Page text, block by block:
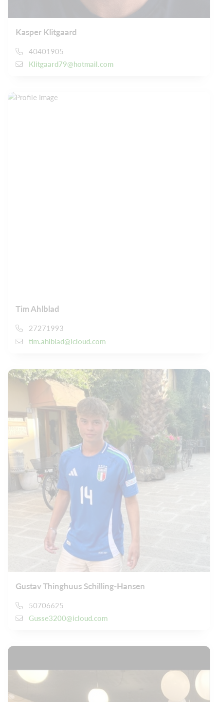
Kasper Klitgaard
40401905
Klitgaard79@hotmail.com
Tim Ahlblad
27271993
tim.ahlblad@icloud.com
Gustav Thinghuus Schilling-Hansen
50706625
Gusse3200@icloud.com